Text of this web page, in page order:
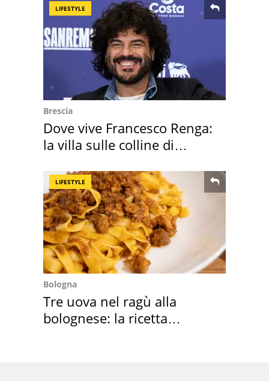
LIFESTYLE
Brescia
Dove vive Francesco Renga:
la villa sulle colline di
LIFESTYLE
Bologna
Tre uova nel ragù alla
bolognese: la ricetta